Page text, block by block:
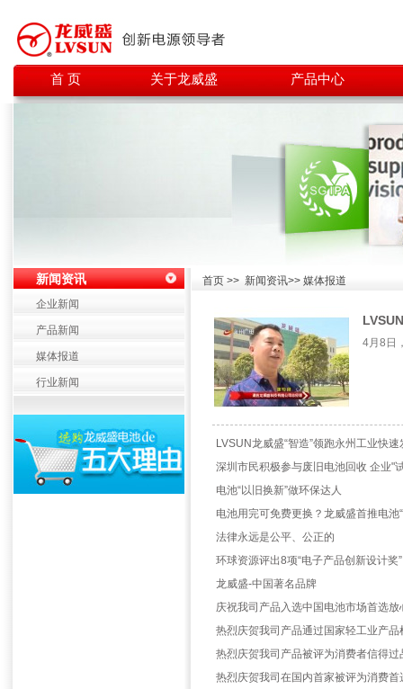
首 页 关于龙威盛 产品中心
新闻资讯
企业新闻
产品新闻
媒体报道
行业新闻
首页 >> 新闻资讯>> 媒体报道
4月8日
LVSUN龙威盛“智造”领跑永州工业快速
深圳市民积极参与废旧电池回收 企业"
电池“以旧换新”做环保达人
电池用完可免费更换？龙威盛首推电池
法律永远是公平、公正的
环球资源评出8项“电子产品创新设计奖”
龙威盛-中国著名品牌
庆祝我司产品入选中国电池市场首选放
热烈庆贺我司产品通过国家轻工业产品
热烈庆贺我司产品被评为消费者信得过
热烈庆贺我司在国内首家被评为消费首